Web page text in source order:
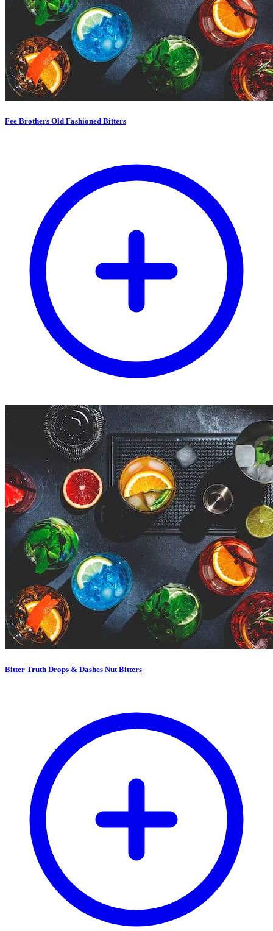
Fee Brothers Old Fashioned Bitters
Bitter Truth Drops & Dashes Nut Bitters